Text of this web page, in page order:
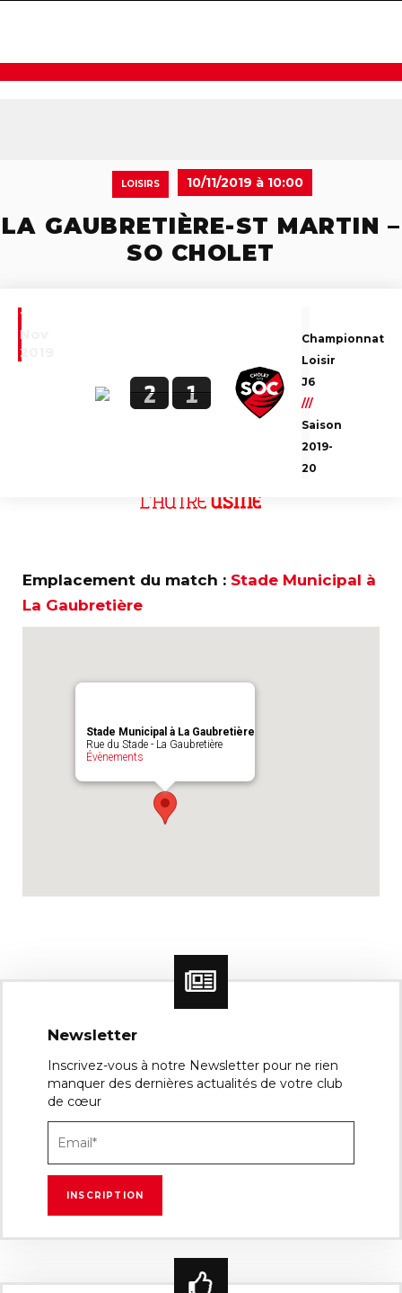
LOISIRS 10/11/2019 à 10:00
LA GAUBRETIÈRE-ST MARTIN –
SO CHOLET
10
Nov
2019
2 1
Championnat
Loisir
J6
///
Saison
2019-
20
Ce match est sponsorisé par
Emplacement du match : Stade Municipal à
La Gaubretière
Stade Municipal à La Gaubretière
Rue du Stade - La Gaubretière
Évènements
Newsletter
Inscrivez-vous à notre Newsletter pour ne rien
manquer des dernières actualités de votre club
de cœur